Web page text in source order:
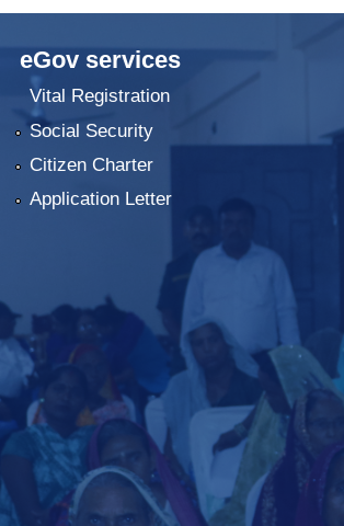
eGov services
Vital Registration
Social Security
Citizen Charter
Application Letter